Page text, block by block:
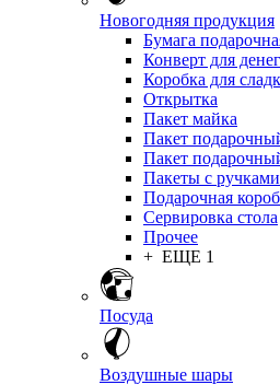
Новогодняя продукция
Бумага
Конверт для денег
Коробка для
Открытка
Пакет майка
Пакет
Пакет
Пакеты с ручками
Подарочная
Сервировка стола
Прочее
+ ЕЩЕ 1
Посуда
Воздушные шары